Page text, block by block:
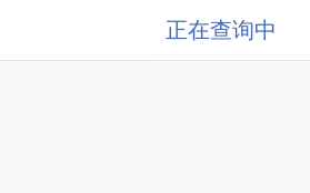
正在查询中